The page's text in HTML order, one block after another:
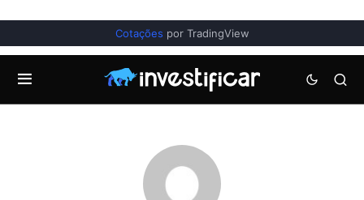
Cotações por TradingView